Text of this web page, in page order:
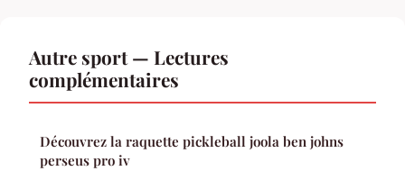
Autre sport — Lectures
complémentaires
Découvrez la raquette pickleball joola ben johns
perseus pro iv